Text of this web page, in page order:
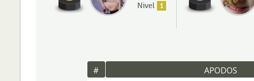
Nivel 1
# APODOS